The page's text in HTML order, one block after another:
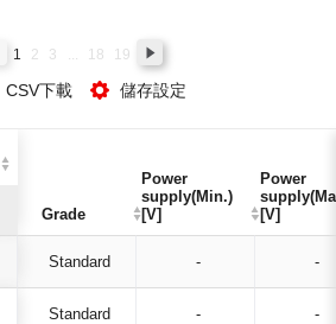
1 2 3 18 19
CSV下載 儲存設定
Grade
Power
supply(Min.)
[V]
Power
[V]
Standard - -
Standard - -
Grade
Power
supply(Min.)
[V]
Power
[V]